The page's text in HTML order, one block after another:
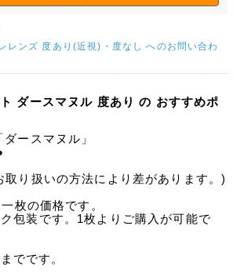
レンズ 度あり(近視)・度なし へのお問い合わ
ダースマヌル 度あり の おすすめポ
ースマヌル」
取り扱いの方法により差があります。)
枚の価格です。
包装です。1枚よりご購入が可能で
でです。